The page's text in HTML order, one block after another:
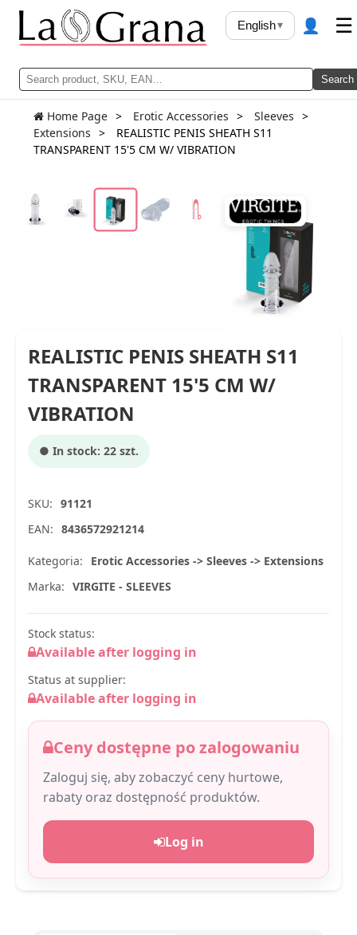
Search
English▾ 👤 ☰
Home Page Erotic Accessories
Sleeves
Extensions
REALISTIC PENIS SHEATH S11
TRANSPARENT 15'5 CM W/ VIBRATION
REALISTIC PENIS SHEATH S11
TRANSPARENT 15'5 CM W/
VIBRATION
● In stock: 22 szt.
SKU: 91121
EAN: 8436572921214
Kategoria:
Erotic Accessories -> Sleeves -> Extensions
Marka: VIRGITE - SLEEVES
Stock status:
Available after logging in
Status at supplier:
Available after logging in
Ceny dostępne po zalogowaniu
Zaloguj się, aby zobaczyć ceny hurtowe,
rabaty oraz dostępność produktów.
Log in